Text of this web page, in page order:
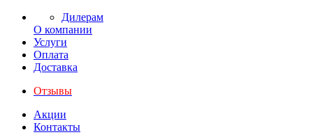
Дилерам
О компании
Услуги
Оплата
Доставка
Отзывы
Акции
Контакты